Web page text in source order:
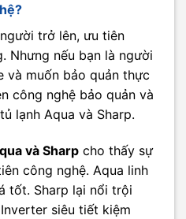
trở lên, ưu tiên
Nhưng nếu bạn là người
và muốn bảo quản thực
công nghệ bảo quản và
lạnh Aqua và Sharp.
và Sharp cho thấy sự
công nghệ. Aqua linh
tốt. Sharp lại nổi trội
siêu tiết kiệm